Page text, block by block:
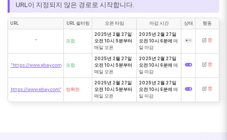
URL이 지정되지 않은 경로로 시작합니다.
URL URL 필터링 오픈 타임 마감 시간 상태 행동
* 포함
2025년 2월 27일
오전 10시 5분부터
매일 오픈
2025년 2월 27일
오전 10시 6분에 매
일 마감
*https://www.ebay.com 포함
2025년 2월 27일
오전 10시 5분부터
매일 오픈
2025년 2월 27일
오전 10시 6분에 매
일 마감
https://www.ebay.com* 정확한
2025년 2월 27일
오전 10시 5분부터
매일 오픈
2025년 2월 27일
오전 10시 6분에 매
일 마감